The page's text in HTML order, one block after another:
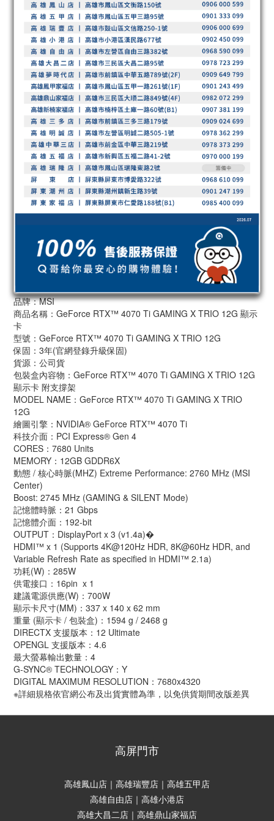
品牌：MSI
商品名稱：GeForce RTX™ 4070 Ti GAMING X TRIO 12G 顯示
卡
型號：GeForce RTX™ 4070 Ti GAMING X TRIO 12G
保固：3年(官網登錄升級保固)
貨源：公司貨
包裝盒內容物：GeForce RTX™ 4070 Ti GAMING X TRIO 12G
顯示卡 附支撐架
MODEL NAME：GeForce RTX™ 4070 Ti GAMING X TRIO
12G
繪圖引擎：NVIDIA® GeForce RTX™ 4070 Ti
科技介面：PCI Express® Gen 4
CORES：7680 Units
MEMORY：12GB GDDR6X
動態 / 核心時脈(MHZ) Extreme Performance: 2760 MHz (MSI
Center)
Boost: 2745 MHz (GAMING & SILENT Mode)
記憶體時脈：21 Gbps
記憶體介面：192-bit
OUTPUT：DisplayPort x 3 (v1.4a)�
HDMI™ x 1 (Supports 4K@120Hz HDR, 8K@60Hz HDR, and
Variable Refresh Rate as specified in HDMI™ 2.1a)
功耗(W)：285W
供電接口：16pin x 1
建議電源供應(W)：700W
顯示卡尺寸(MM)：337 x 140 x 62 mm
重量 (顯示卡 / 包裝盒)：1594 g / 2468 g
DIRECTX 支援版本：12 Ultimate
OPENGL 支援版本：4.6
最大螢幕輸出數量：4
G-SYNC® TECHNOLOGY：Y
DIGITAL MAXIMUM RESOLUTION：7680x4320
※詳細規格依官網公布及出貨實體為準，以免供貨期間改版差異
高屏門市
高雄鳳山店｜高雄瑞豐店｜高雄五甲店
高雄自由店｜高雄小港店
高雄大昌二店｜高雄鼎山家福店